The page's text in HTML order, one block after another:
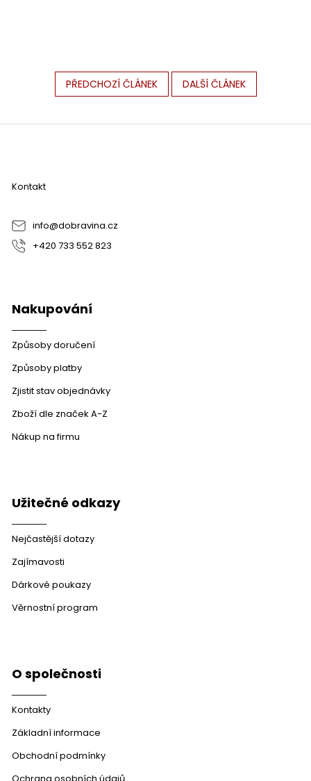
PŘEDCHOZÍ ČLÁNEK DALŠÍ ČLÁNEK
Z
Kontakt
info@dobravina.cz
+420 733 552 823
Nakupování
Způsoby doručení
Způsoby platby
Zjistit stav objednávky
Zboží dle značek A-Z
Nákup na firmu
Užitečné odkazy
Nejčastější dotazy
Zajímavosti
Dárkové poukazy
Věrnostní program
O společnosti
Kontakty
Základní informace
Obchodní podmínky